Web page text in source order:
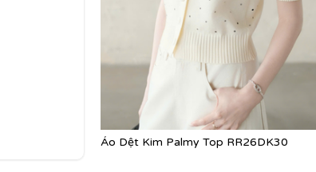
Áo Dệt Kim Palmy Top RR26DK30